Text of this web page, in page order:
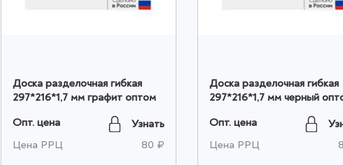
Доска разделочная гибкая
297*216*1,7 мм графит оптом
Опт. цена
Узнать
Цена РРЦ
80 ₽
Доска разделочная гибкая
297*216*1,7 мм черный
Опт. цена
Цена РРЦ